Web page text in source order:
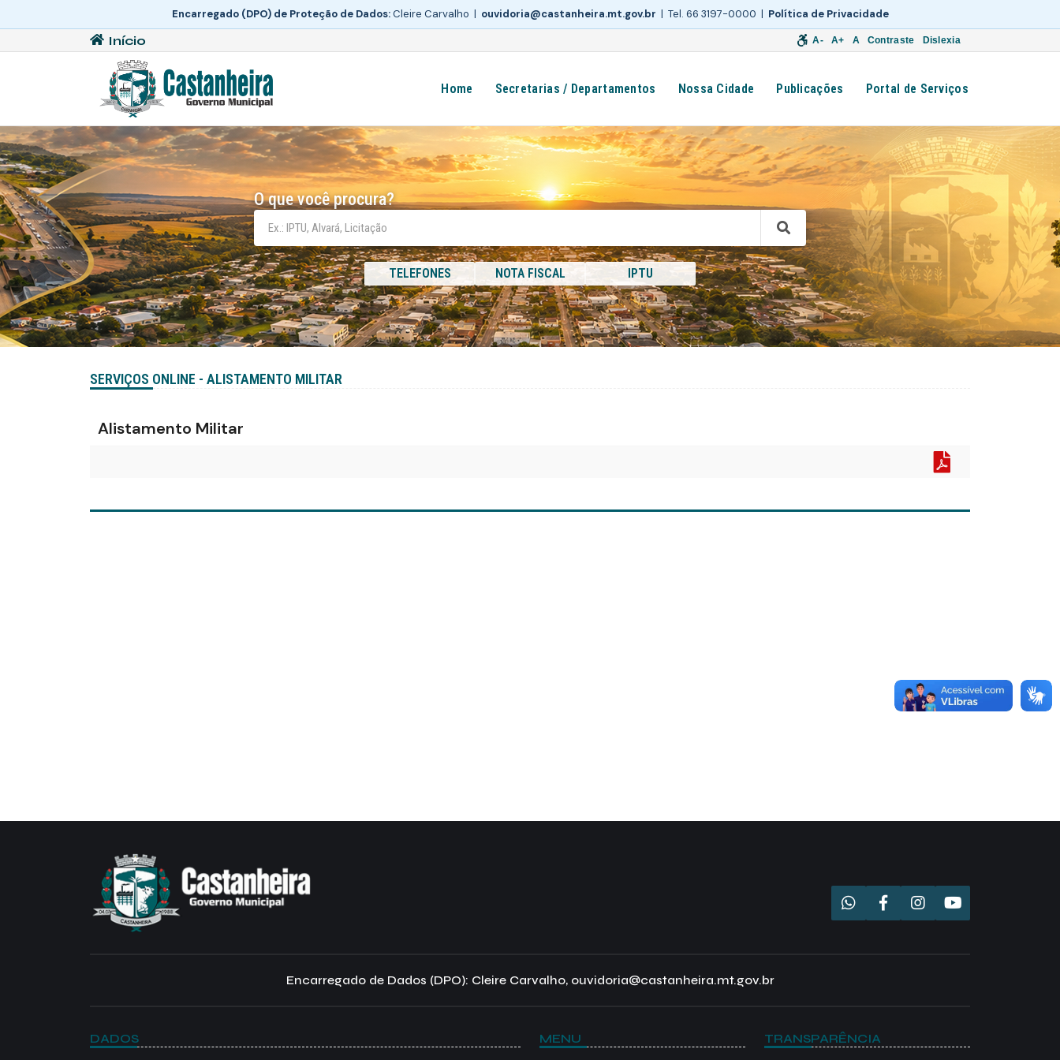
Encarregado (DPO) de Proteção de Dados:Cleire Carvalho | ouvidoria@castanheira.mt.gov.br | Tel. 66 3197-0000 | Política de Privacidade
Início A- A+ A Contraste Dislexia
Home Secretarias / Departamentos Nossa Cidade Publicações Portal de Serviços
O que você procura?
TELEFONES NOTA FISCAL IPTU
SERVIÇOS ONLINE - ALISTAMENTO MILITAR
Alistamento Militar
Encarregado de Dados (DPO): Cleire Carvalho, ouvidoria@castanheira.mt.gov.br
DADOS MENU TRANSPARÊNCIA